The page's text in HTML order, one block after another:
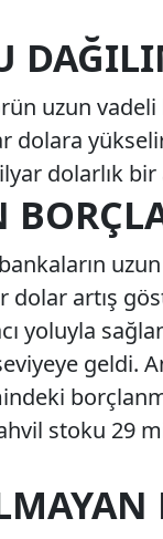
uzun
dolara
dolarlık
dolar artış
yoluyla
geldi.
stoku 29